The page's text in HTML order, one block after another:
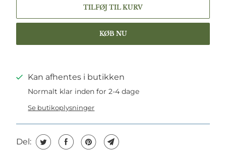
TILFØJ TIL KURV
KØB NU
Kan afhentes i butikken
Normalt klar inden for 2-4 dage
Se butikoplysninger
Del: